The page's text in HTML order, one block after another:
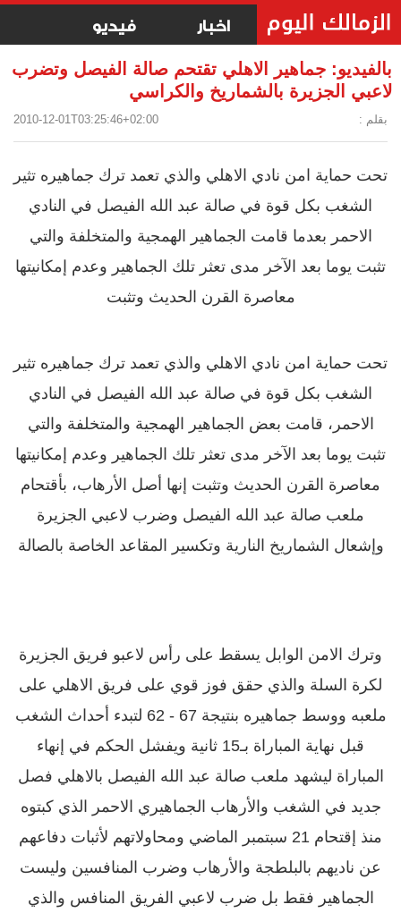
اخبار فيديو
بالفيديو: جماهير الاهلي تقتحم صالة الفيصل وتضرب
لاعبي الجزيرة بالشماريخ والكراسي
بقلم : 2010-12-01T03:25:46+02:00
تحت حماية امن نادي الاهلي والذي تعمد ترك جماهيره تثير
الشغب بكل قوة في صالة عبد الله الفيصل في النادي
الاحمر بعدما قامت الجماهير الهمجية والمتخلفة والتي
تثبت يوما بعد الآخر مدى تعثر تلك الجماهير وعدم إمكانيتها
معاصرة القرن الحديث وتثبت
تحت حماية امن نادي الاهلي والذي تعمد ترك جماهيره تثير
الشغب بكل قوة في صالة عبد الله الفيصل في النادي
الاحمر، قامت بعض الجماهير الهمجية والمتخلفة والتي
تثبت يوما بعد الآخر مدى تعثر تلك الجماهير وعدم إمكانيتها
معاصرة القرن الحديث وتثبت إنها أصل الأرهاب، بأقتحام
ملعب صالة عبد الله الفيصل وضرب لاعبي الجزيرة
وإشعال الشماريخ النارية وتكسير المقاعد الخاصة بالصالة
وترك الامن الوابل يسقط على رأس لاعبو فريق الجزيرة
لكرة السلة والذي حقق فوز قوي على فريق الاهلي على
ملعبه ووسط جماهيره بنتيجة 67 - 62 لتبدء أحداث الشغب
قبل نهاية المباراة بـ15 ثانية ويفشل الحكم في إنهاء
المباراة ليشهد ملعب صالة عبد الله الفيصل بالاهلي فصل
جديد في الشغب والأرهاب الجماهيري الاحمر الذي كبتوه
منذ إقتحام 21 سبتمبر الماضي ومحاولاتهم لأثبات دفاعهم
عن ناديهم بالبلطجة والأرهاب وضرب المنافسين وليست
الجماهير فقط بل ضرب لاعبي الفريق المنافس والذي